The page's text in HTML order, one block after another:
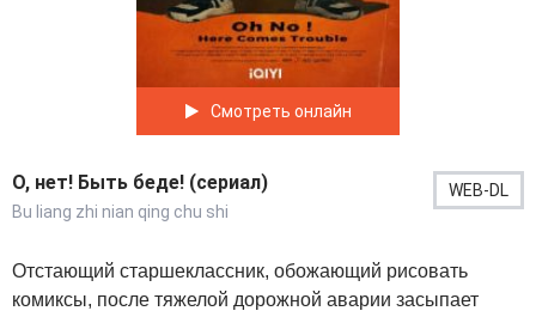
Смотреть онлайн
О, нет! Быть беде! (сериал)
Bu liang zhi nian qing chu shi
WEB-DL
Отстающий старшеклассник, обожающий рисовать
комиксы, после тяжелой дорожной аварии засыпает